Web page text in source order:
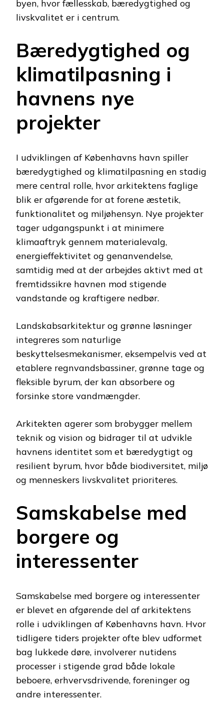
byen, hvor fællesskab, bæredygtighed og
livskvalitet er i centrum.
Bæredygtighed og
klimatilpasning i
havnens nye
projekter
I udviklingen af Københavns havn spiller
bæredygtighed og klimatilpasning en stadig
mere central rolle, hvor arkitektens faglige
blik er afgørende for at forene æstetik,
funktionalitet og miljøhensyn. Nye projekter
tager udgangspunkt i at minimere
klimaaftryk gennem materialevalg,
energieffektivitet og genanvendelse,
samtidig med at der arbejdes aktivt med at
fremtidssikre havnen mod stigende
vandstande og kraftigere nedbør.
Landskabsarkitektur og grønne løsninger
integreres som naturlige
beskyttelsesmekanismer, eksempelvis ved at
etablere regnvandsbassiner, grønne tage og
fleksible byrum, der kan absorbere og
forsinke store vandmængder.
Arkitekten agerer som brobygger mellem
teknik og vision og bidrager til at udvikle
havnens identitet som et bæredygtigt og
resilient byrum, hvor både biodiversitet, miljø
og menneskers livskvalitet prioriteres.
Samskabelse med
borgere og
interessenter
Samskabelse med borgere og interessenter
er blevet en afgørende del af arkitektens
rolle i udviklingen af Københavns havn. Hvor
tidligere tiders projekter ofte blev udformet
bag lukkede døre, involverer nutidens
processer i stigende grad både lokale
beboere, erhvervsdrivende, foreninger og
andre interessenter.